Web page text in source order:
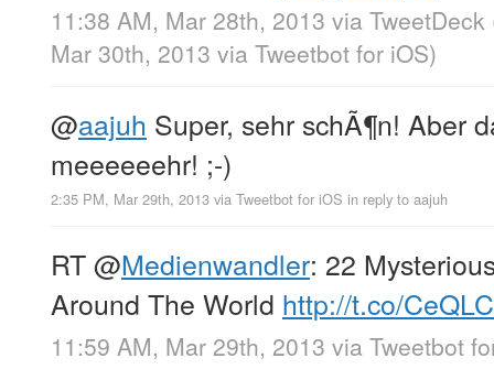
11:38 AM, Mar 28th, 2013 via TweetDeck
Mar 30th, 2013 via Tweetbot for iOS)
@aajuh Super, sehr schÃ¶n! Aber
meeeeeehr! ;-)
2:35 PM, Mar 29th, 2013 via Tweetbot for iOS in reply to aajuh
RT@Medienwandler: 22
Around The World http://t.co/
11:59 AM, Mar 29th, 2013 via Tweetbot